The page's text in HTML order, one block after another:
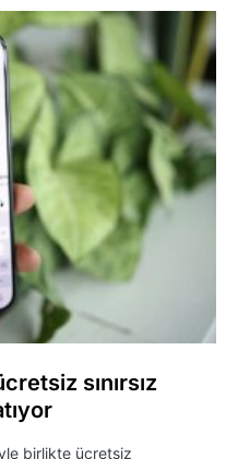
sınırsız
birlikte ücretsiz